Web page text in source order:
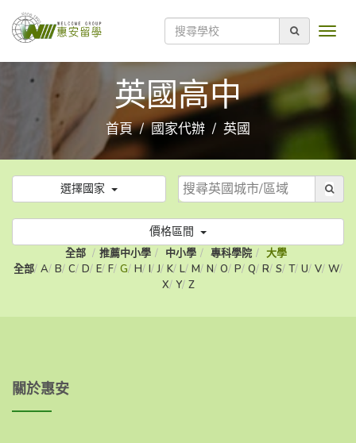
英國高中
首頁 國家代辦 英國
選擇國家
價格區間
全部 推薦中小學 中小學 專科學院
大學
全部 A B C D E F G H I J K L M N O P Q R S T U V W
X Y Z
關於惠安